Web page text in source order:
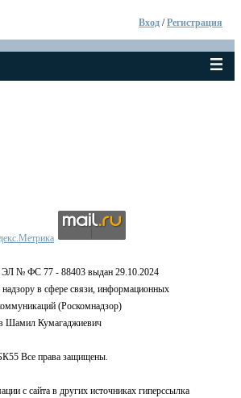
Вход /Регистрация
ЭЛ № ФС 77 - 88403 выдан 29.10.2024
в сфере связи, информационных
(Роскомнадзор)
Шамил Кумагаджиевич
Все права защищены.
с сайта в других источниках гиперссылка